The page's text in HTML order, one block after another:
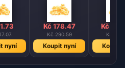
nyní
Kč 178.47
Kč 290.59
Koupit nyní
Kč
Kč
Koupit